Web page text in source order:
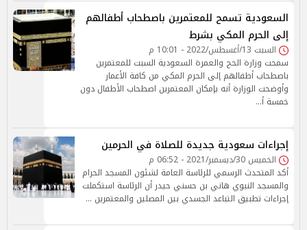
السعودية تسمح للمعتمرين باصطحاب أطفالهم
إلى الحرم المكي بشرط
السبت 13/أغسطس/2022 - 10:01 م
سمحت وزارة الحج والعمرة السعودية السبت للمعتمرين
باصطحاب أطفالهم إلى الحرم المكي من كافة الأعمار
وأوضحت الوزارة أنه بإمكان المعتمرين اصطحاب الأطفال دون
خمسة أ…
إجراءات سعودية جديدة للصلاة في الحرمين
الخميس 30/ديسمبر/2021 - 06:52 م
أكد المتحدث الرسمي للرئاسة العامة لشئون المسجد الحرام
والمسجد النبوي هاني بن حسني حيدر أن الرئاسة استكملت
إجراءات تطبيق التباعد الجسدي بين المصلين والمعتمرين …